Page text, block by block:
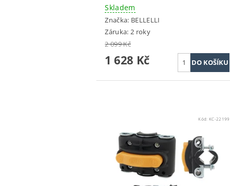
Skladem
Značka: BELLELLI
Záruka: 2 roky
2 099 Kč
1 628 Kč
Kód: KC-22199